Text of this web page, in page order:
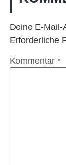
Deine E-Mail-
Erforderliche
Kommentar *